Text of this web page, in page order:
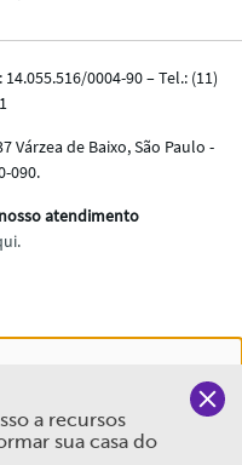
navega no nosso site,
a recursos
sua casa do